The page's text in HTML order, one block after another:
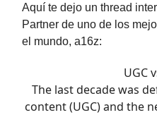
Aquí te dejo un thread
Partner de uno de los
el mundo, a16z:
UGC
The last decade was
content (UGC) and the